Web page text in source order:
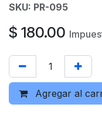
SKU: PR-095
$ 180.00
Agregar al